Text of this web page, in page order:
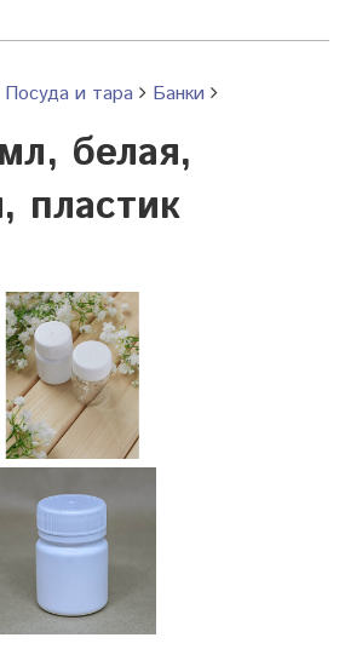
Посуда и тара Банки
белая,
пластик